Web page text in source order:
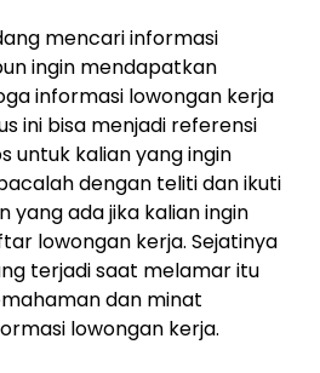
mencari informasi
ingin mendapatkan
informasi lowongan kerja
ini bisa menjadi referensi
untuk kalian yang ingin
dengan teliti dan ikuti
ada jika kalian ingin
lowongan kerja. Sejatinya
terjadi saat melamar itu
dan minat
lowongan kerja.